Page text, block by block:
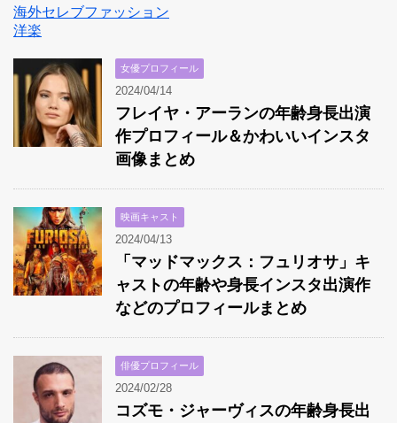
海外セレブファッション
洋楽
女優プロフィール
2024/04/14
フレイヤ・アーランの年齢身長出演
作プロフィール＆かわいいインスタ
画像まとめ
映画キャスト
2024/04/13
「マッドマックス：フュリオサ」キ
ャストの年齢や身長インスタ出演作
などのプロフィールまとめ
俳優プロフィール
2024/02/28
コズモ・ジャーヴィスの年齢身長出